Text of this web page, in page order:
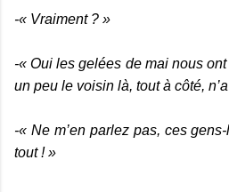
-« Vraiment ? »
-« Oui les gelées de mai nous
un peu le voisin là, tout à côté,
-« Ne m’en parlez pas, ces
tout ! »